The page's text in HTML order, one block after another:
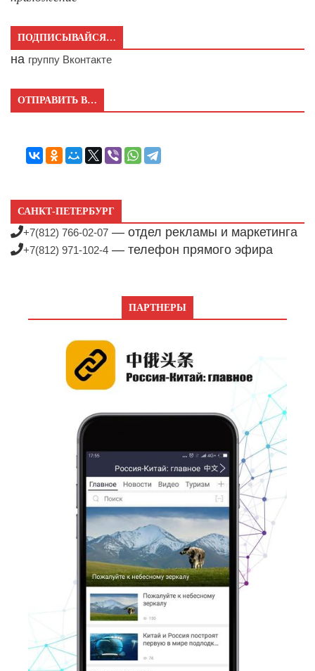
ПОДПИСЫВАЙСЯ…
на группу Вконтакте
ОТПРАВИТЬ В…
САНКТ-ПЕТЕРБУРГ
+7(812) 766-02-07 — отдел рекламы и маркетинга
+7(812) 971-102-4 — телефон прямого эфира
ПАРТНЕРЫ